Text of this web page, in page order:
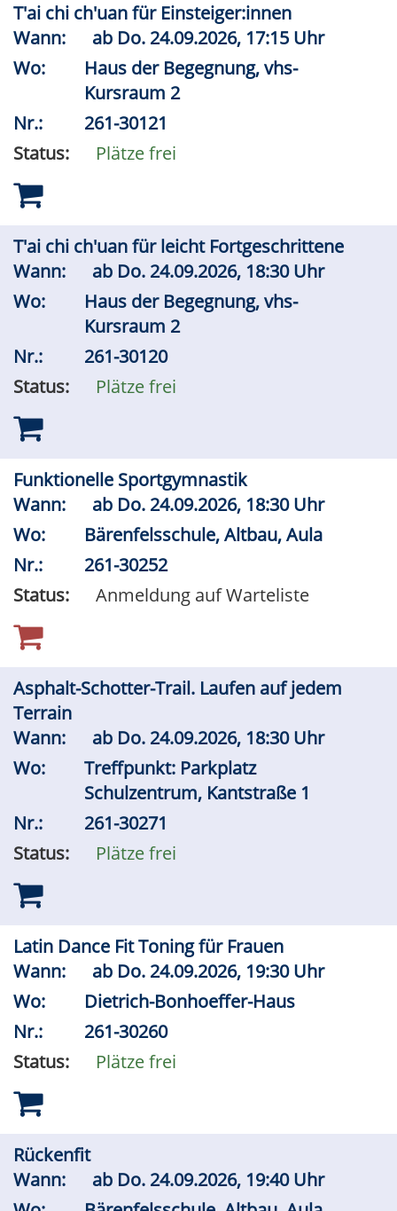
T'ai chi ch'uan für Einsteiger:innen
Wann:
ab Do. 24.09.2026, 17:15 Uhr
Wo:
Haus der Begegnung, vhs-
Kursraum 2
Nr.:
261-30121
Status:
Plätze frei
T'ai chi ch'uan für leicht Fortgeschrittene
Wann:
ab Do. 24.09.2026, 18:30 Uhr
Wo:
Haus der Begegnung, vhs-
Kursraum 2
Nr.:
261-30120
Status:
Plätze frei
Funktionelle Sportgymnastik
Wann:
ab Do. 24.09.2026, 18:30 Uhr
Wo:
Bärenfelsschule, Altbau, Aula
Nr.:
261-30252
Status:
Anmeldung auf Warteliste
Asphalt-Schotter-Trail. Laufen auf jedem
Terrain
Wann:
ab Do. 24.09.2026, 18:30 Uhr
Wo:
Treffpunkt: Parkplatz
Schulzentrum, Kantstraße 1
Nr.:
261-30271
Status:
Plätze frei
Latin Dance Fit Toning für Frauen
Wann:
ab Do. 24.09.2026, 19:30 Uhr
Wo:
Dietrich-Bonhoeffer-Haus
Nr.:
261-30260
Status:
Plätze frei
Rückenfit
Wann:
ab Do. 24.09.2026, 19:40 Uhr